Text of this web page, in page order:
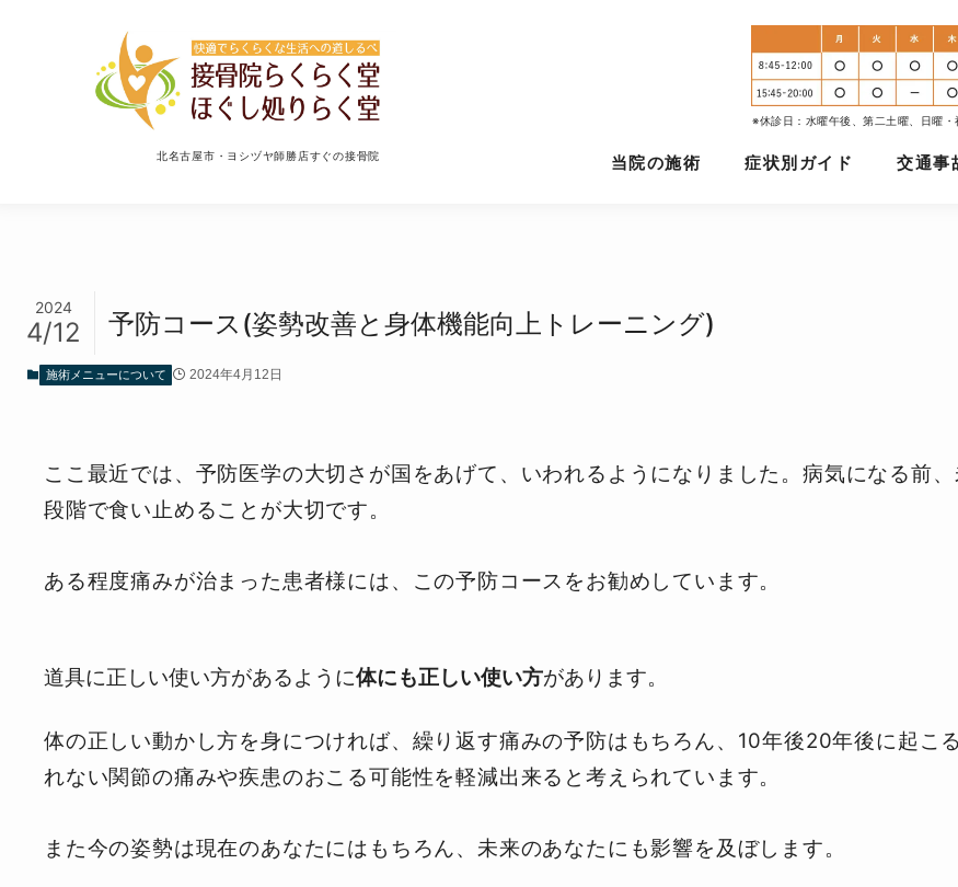
北名古屋市・ヨシヅヤ師勝店すぐの接骨院
※休診日：水曜午後、第二土曜、日曜・
当院の施術 症状別ガイド 交通事
予防コース(姿勢改善と身体機能向上トレーニング)
2024
4/12
施術メニューについて 2024年4月12日
ここ最近では、予防医学の大切さが国をあげて、 いわれるようになりました。病気になる前
段階で食い止めることが大切です。
ある程度痛みが治まった患者様には、この予防コースをお勧めしています。
道具に正しい使い方があるように体にも正しい使い方があります。
体の正しい動かし方を身につければ、繰り返す痛みの予防はもち ろん、10年後20年後に起こ
れない関節の痛みや疾患のおこる可能性を軽減出来ると考えられています。
また今の姿勢は現在のあなたにはもちろん、未来のあなたにも影響を及ぼします。